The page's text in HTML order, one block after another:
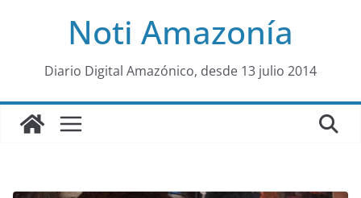
al
Noti Amazonía
Diario Digital Amazónico, desde 13 julio 2014